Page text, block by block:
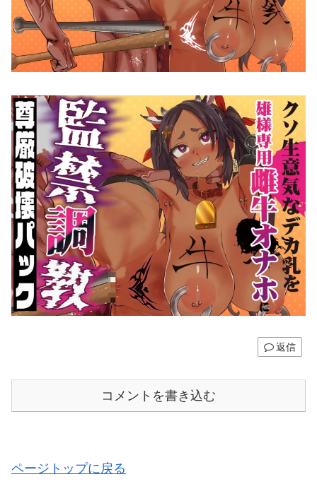
返信
コメントを書き込む
ページトップに戻る